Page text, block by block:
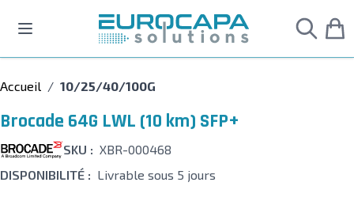
Accueil / 10/25/40/100G
Brocade 64G LWL (10 km) SFP+
SKU : XBR-000468
DISPONIBILITÉ : Livrable sous 5 jours